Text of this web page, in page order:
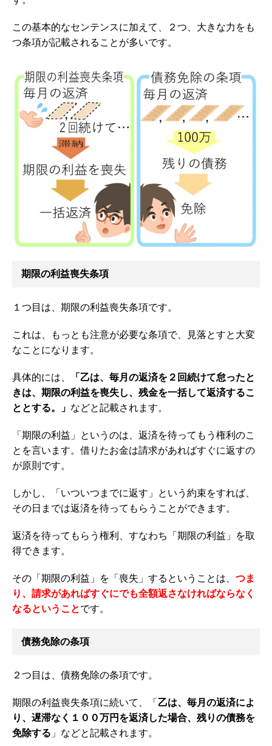
この基本的なセンテンスに加えて、２つ、大きな力をも
つ条項が記載されることが多いです。
期限の利益喪失条項
１つ目は、期限の利益喪失条項です。
これは、もっとも注意が必要な条項で、見落とすと大変
なことになります。
具体的には、
「乙は、毎月の返済を２回続けて怠ったと
きは、期限の利益を喪失し、残金を一括して返済するこ
ととする。」 などと記載されます。
「期限の利益」というのは、返済を待ってもう権利のこ
とを言います。借りたお金は請求があればすぐに返すの
が原則です。
しかし、「いついつまでに返す」という約束をすれば、
その日までは返済を待ってもらうことができます。
返済を待ってもらう権利、すなわち「期限の利益」を取
得できます。
その「期限の利益」を「喪失」するということは、 つま
り、請求があればすぐにでも全額返さなければならなく
なるということです。
債務免除の条項
２つ目は、債務免除の条項です。
期限の利益喪失条項に続いて、「 乙は、毎月の返済によ
り、遅滞なく１００万円を返済した場合、残りの債務を
免除する 」などと記載されます。